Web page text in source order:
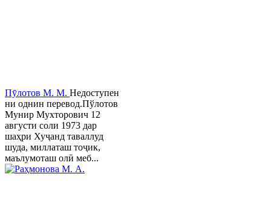
Пӯлотов М. М. Недоступен
ни однин перевод.Пўлотов
Мунир Мухторович 12
августи соли 1973 дар
шаҳри Хуҷанд таваллуд
шуда, миллаташ тоҷик,
маълумоташ олӣ меб...